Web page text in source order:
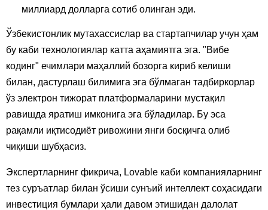
миллиард долларга сотиб олинган эди.
Ўзбекистонлик мутахассислар ва стартапчилар учун ҳам
бу каби технологиялар катта аҳамиятга эга. "Вибе
кодинг" ечимлари маҳаллий бозорга кириб келиши
билан, дастурлаш билимига эга бўлмаган тадбиркорлар
ўз электрон тижорат платформаларини мустақил
равишда яратиш имконига эга бўладилар. Бу эса
рақамли иқтисодиёт ривожини янги босқичга олиб
чиқиши шубҳасиз.
Экспертларнинг фикрича, Lovable каби компанияларнинг
тез суръатлар билан ўсиши сунъий интеллект соҳасидаги
инвестиция бумлари ҳали давом этишидан далолат